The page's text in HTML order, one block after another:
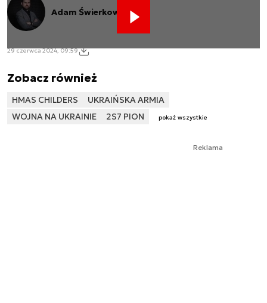
Adam Świerkowski
29 czerwca 2024, 09:59
Zobacz również
HMAS CHILDERS
UKRAIŃSKA ARMIA
WOJNA NA UKRAINIE
2S7 PION pokaż wszystkie
Reklama